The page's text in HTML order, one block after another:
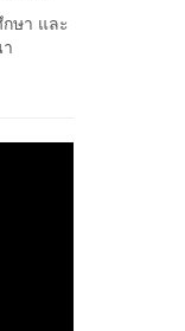
ษา และ